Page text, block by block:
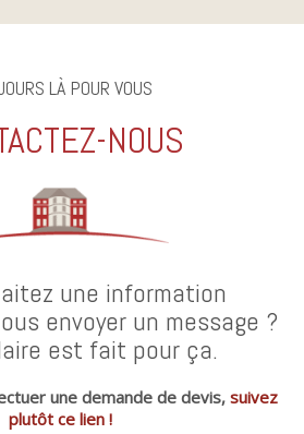
LÀ POUR VOUS
NOUS
une information
envoyer un message ?
est fait pour ça.
une demande de devis, suivez
plutôt ce lien !